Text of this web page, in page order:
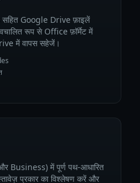
Google Drive फ़ाइलें
रूप से Office फ़ॉर्मेट में
में वापस सहेजें।
Business) में पूर्ण पथ-आधारित
प्रकार का विश्लेषण करें और